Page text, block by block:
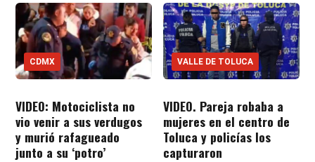
CDMX
VIDEO: Motociclista no
vio venir a sus verdugos
y murió rafagueado
junto a su ‘potro’
VALLE DE TOLUCA
VIDEO. Pareja robaba a
mujeres en el centro de
Toluca y policías los
capturaron